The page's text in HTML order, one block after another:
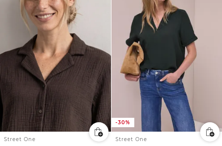
Street One
-30%
Street One